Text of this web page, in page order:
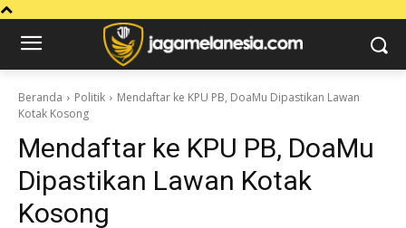
Beranda Politik
Mendaftar ke KPU PB, DoaMu Dipastikan Lawan
Kotak Kosong
Mendaftar ke KPU PB, DoaMu
Dipastikan Lawan Kotak
Kosong